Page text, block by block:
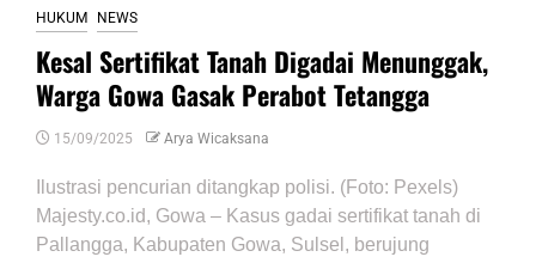
HUKUM NEWS
Kesal Sertifikat Tanah Digadai Menunggak,
Warga Gowa Gasak Perabot Tetangga
15/09/2025 Arya Wicaksana
Ilustrasi pencurian ditangkap polisi. (Foto: Pexels)
Majesty.co.id, Gowa – Kasus gadai sertifikat tanah di
Pallangga, Kabupaten Gowa, Sulsel, berujung